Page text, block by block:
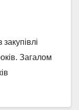
Загалом